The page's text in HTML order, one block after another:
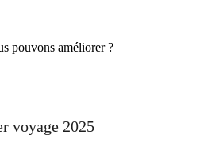
pouvons améliorer ?
voyage 2025